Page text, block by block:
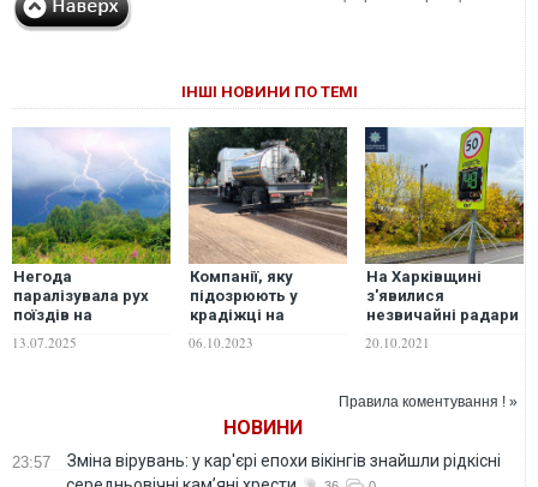
ІНШІ НОВИНИ ПО ТЕМІ
Негода
паралізувала рух
поїздів на
Харківщині
13.07.2025
Компанії, яку
підозрюють у
крадіжці на
ремонті доріг,
виділили
06.10.2023
На Харківщині
з'явилися
незвичайні радари
контролю
швидкості. ФОТО
20.10.2021
Правила коментування ! »
НОВИНИ
23:57
Зміна вірувань: у кар'єрі епохи вікінгів знайшли рідкісні